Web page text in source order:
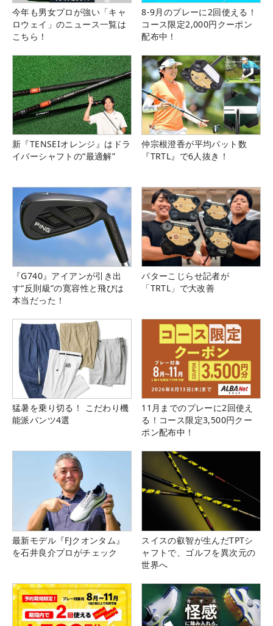
今年も男女プロが強い「キャ
ロウェイ」のニュース一覧は
こちら！
8-9月のプレーに2回使える！
コース限定2,000円クーポン
配布中！
新『TENSEIオレンジ』はドラ
イバーシャフトの“最適解”
仲宗根澄香が平均パット数
『TRTL』で6人抜き！
『G740』アイアンが引き出
す“反則級”の寛容性と飛びは
本当だった！
パターこじらせ記者が
「TRTL」で大改善
猛暑を乗り切る！ こだわり機
能派パンツ4選
11月までのプレーに2回使え
る！コース限定3,500円クー
ポン配布中！
最新モデル『FJクオンタム』
を石井良介プロがチェック
スイスの叡智が生んだTPTシ
ャフトで、ゴルフを異次元の
世界へ